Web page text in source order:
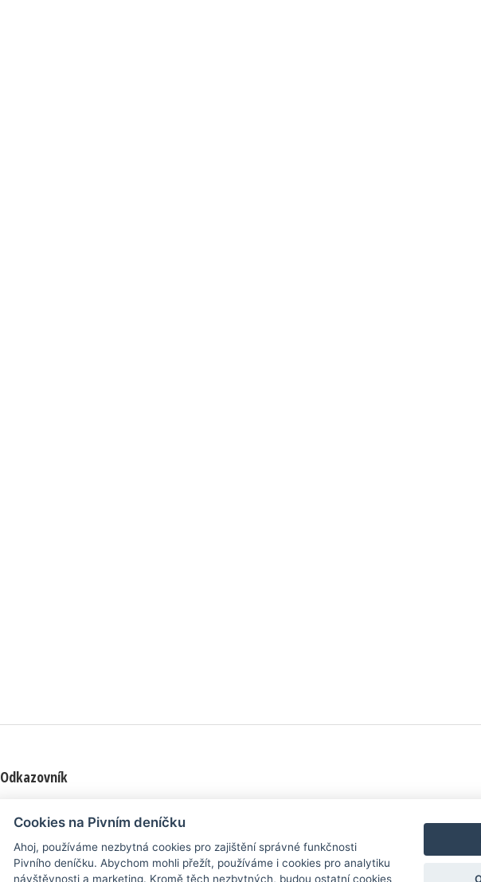
Odkazovník
Blog| Nápady & připomínky | Aplikace pro
Poznámka pod čarou
Cookies na Pivním deníčku
Ahoj, používáme nezbytná cookies pro zajištění správné funkčnosti
Pivního deníčku. Abychom mohli přežít, používáme i cookies pro analytiku
návštěvnosti a marketing. Kromě těch nezbytných, budou ostatní cookies